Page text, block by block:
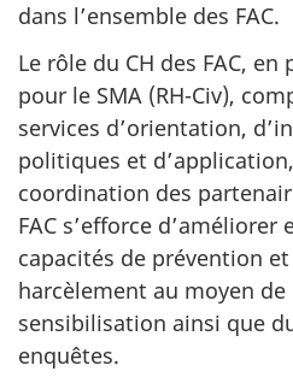
dans l’ensemble des FAC.
Le rôle du CH des FAC,
pour le SMA (RH-Civ),
services d’orientation,
politiques et
coordination des
FAC s’efforce
capacités de prévention
harcèlement au moyen
sensibilisation ainsi que
enquêtes.